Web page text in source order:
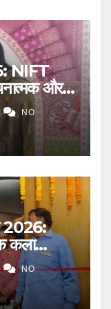
NIFT
और
NO
2026:
कला
का बड़ा
NO